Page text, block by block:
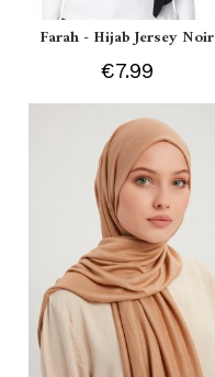
Farah - Hijab Jersey Noir
€7.99